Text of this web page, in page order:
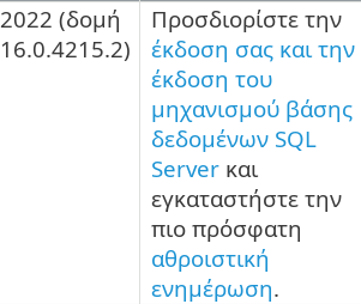
2022 (δομή
16.0.4215.2)
Προσδιορίστε την
έκδοση σας και την
έκδοση του
μηχανισμού βάσης
δεδομένων SQL
Server και
εγκαταστήστε την
πιο πρόσφατη
αθροιστική
ενημέρωση.